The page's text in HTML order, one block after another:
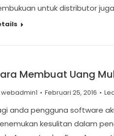
untuk distributor
Membuat Uang
webadmin1 Februari 25, 2016
anda pengguna software
kesulitan dalam